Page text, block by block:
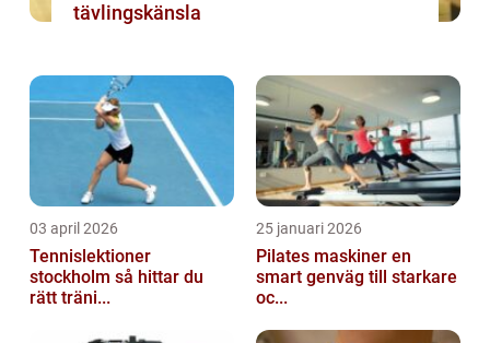
tävlingskänsla
03 april 2026
Tennislektioner
stockholm så hittar du
rätt träni...
25 januari 2026
Pilates maskiner en
smart genväg till starkare
oc...